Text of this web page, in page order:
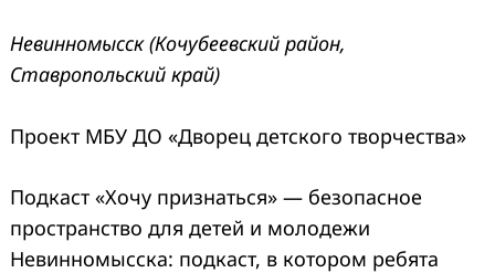
Невинномысск (Кочубеевский район,
Ставропольский край)
Проект МБУ ДО «Дворец детского творчества»
Подкаст «Хочу признаться» — безопасное
пространство для детей и молодежи
Невинномысска: подкаст, в котором ребята